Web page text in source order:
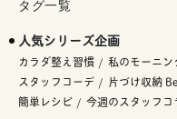
タグ一覧
人気シリーズ企画
カラダ整え習慣 私のモーニ
スタッフコーデ
片づけ収納
簡単レシピ
今週のスタッフコ